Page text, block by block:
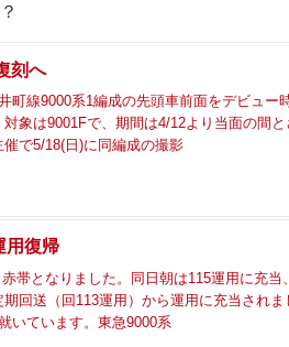
刻へ
町線9000系1編成の先頭車前面をデビュー
象は9001Fで、期間は4/12より当面の間と
で5/18(日)に同編成の撮影
用復帰
帯となりました。同日朝は115運用に充当
回送（回113運用）から運用に充当されま
いています。東急9000系